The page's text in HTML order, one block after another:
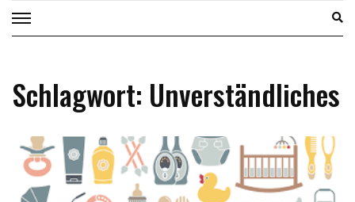
Schlagwort: Unverständliches